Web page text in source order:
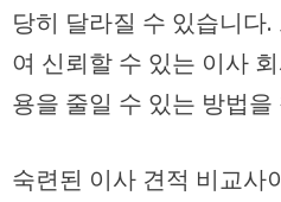
당히 달라질 수 있습니다
여 신뢰할 수 있는 이사
용을 줄일 수 있는 방법
숙련된 이사 견적 비교사